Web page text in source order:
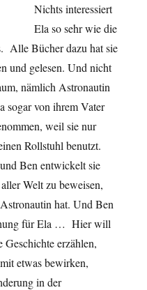
Nichts interessiert
Ela so sehr wie die
Alle Bücher dazu hat sie
und gelesen. Und nicht
nämlich Astronautin
sogar von ihrem Vater
weil sie nur
Rollstuhl benutzt.
Ben entwickelt sie
Welt zu beweisen,
hat. Und Ben
für Ela … Hier will
Geschichte erzählen,
etwas bewirken,
in der